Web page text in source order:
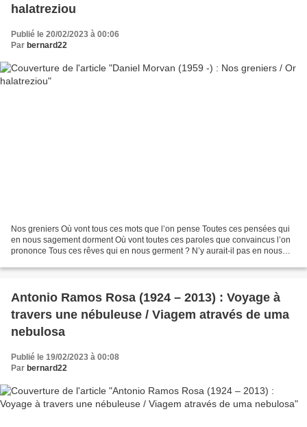
halatreziou
Publié le 20/02/2023 à 00:06
Par bernard22
Nos greniers Où vont tous ces mots que l’on pense Toutes ces pensées qui
en nous sagement dorment Où vont toutes ces paroles que convaincus l’on
prononce Tous ces rêves qui en nous germent ? N’y aurait-il pas en nous
Antonio Ramos Rosa (1924 – 2013) : Voyage à
travers une nébuleuse / Viagem através de uma
nebulosa
Publié le 19/02/2023 à 00:08
Par bernard22